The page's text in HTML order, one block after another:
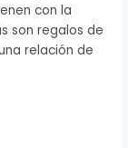
con la
son regalos de
relación de